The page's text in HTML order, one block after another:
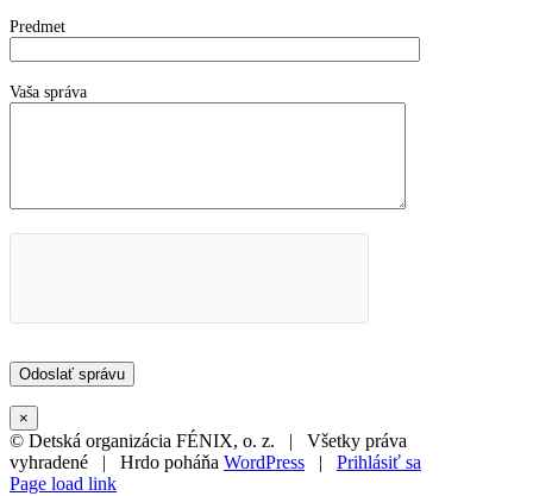
Predmet
Vaša správa
×
© Detská organizácia FÉNIX, o. z. | Všetky práva
vyhradené | Hrdo poháňa WordPress
Prihlásiť sa
Page load link